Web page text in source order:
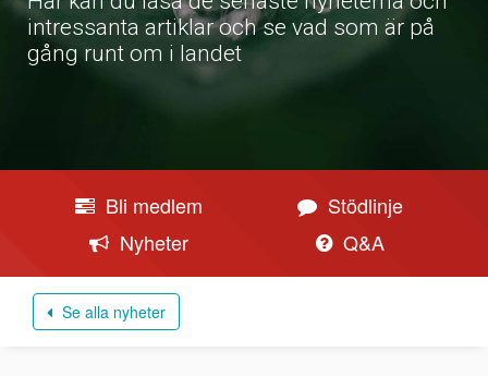
intressanta artiklar och se vad som är på
gång runt om i landet
Bli medlem
Stödlinje
Nyheter
Q&A
Se alla nyheter